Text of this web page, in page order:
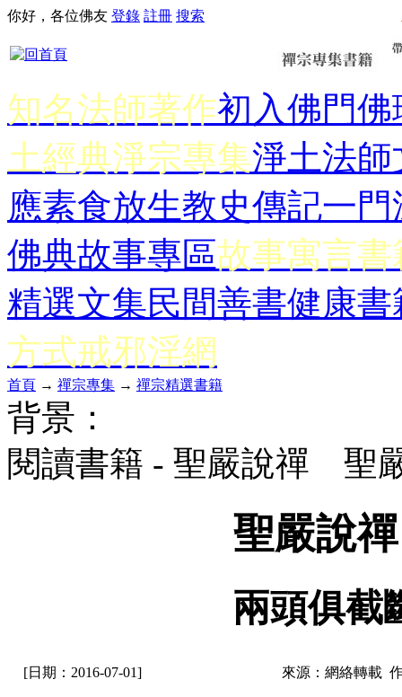
你好，各位佛友 登錄 註冊 搜索
知名法師著作初入佛門佛
土經典淨宗專集淨土法師
應素食放生教史傳記一門
佛典故事專區故事寓言書
精選文集民間善書健康書
方式戒邪淫網
首頁 → 禪宗專集 → 禪宗精選書籍
背景：
閱讀書籍 - 聖嚴說禪 聖
聖嚴說
兩頭俱截
[日期：2016-07-01] 來源：網絡轉載